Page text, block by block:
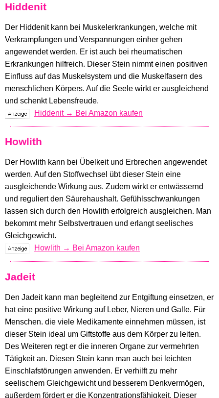
Hiddenit
Der Hiddenit kann bei Muskelerkrankungen, welche mit
Verkrampfungen und Verspannungen einher gehen
angewendet werden. Er ist auch bei rheumatischen
Erkrankungen hilfreich. Dieser Stein nimmt einen positiven
Einfluss auf das Muskelsystem und die Muskelfasern des
menschlichen Körpers. Auf die Seele wirkt er ausgleichend
und schenkt Lebensfreude.
Hiddenit → Bei Amazon kaufen
Howlith
Der Howlith kann bei Übelkeit und Erbrechen angewendet
werden. Auf den Stoffwechsel übt dieser Stein eine
ausgleichende Wirkung aus. Zudem wirkt er entwässernd
und reguliert den Säurehaushalt. Gefühlsschwankungen
lassen sich durch den Howlith erfolgreich ausgleichen. Man
bekommt mehr Selbstvertrauen und erlangt seelisches
Gleichgewicht.
Howlith → Bei Amazon kaufen
Jadeit
Den Jadeit kann man begleitend zur Entgiftung einsetzen, er
hat eine positive Wirkung auf Leber, Nieren und Galle. Für
Menschen. die viele Medikamente einnehmen müssen, ist
dieser Stein ideal um Giftstoffe aus dem Körper zu leiten.
Des Weiteren regt er die inneren Organe zur vermehrten
Tätigkeit an. Diesen Stein kann man auch bei leichten
Einschlafstörungen anwenden. Er verhilft zu mehr
seelischem Gleichgewicht und besserem Denkvermögen,
außerdem fördert er die Konzentrationsfähigkeit. Dieser